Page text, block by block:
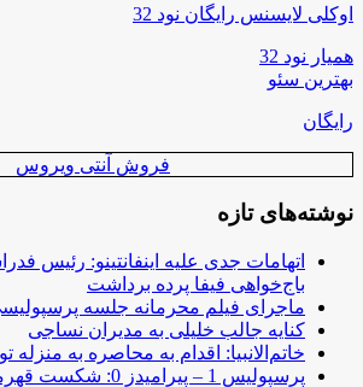
اوکلی لایسنس رایگان نود 32
همیار نود 32
بهترین سئو
رایگان
فروش آنتی ویروس
نوشته‌های تازه
اتهامات جدی علیه اینفانتینو: رئیس
باج‌خواهی فیفا پرده برداشت
ماجرای فیلم محرمانه جلسه
کنایه جالب خلیلی به مدیران نساجی
خاتم‌الانبیا: اقدام به محاصره به
پرسپولیس 1 – پیرامیدز 0: شکست قهرمان آفریقا!